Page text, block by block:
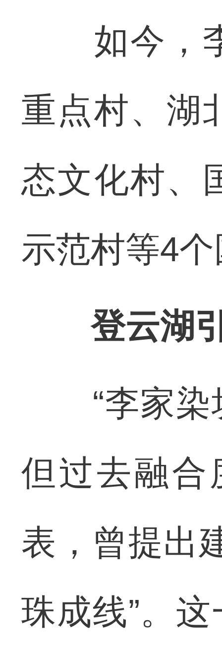
如今，李
重点村、湖
态文化村、
示范村等4
登云湖
“李家染
但过去融合
表，曾提出
珠成线”。